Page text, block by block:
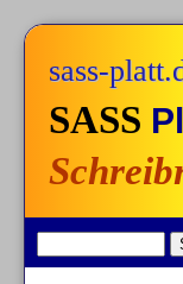
sass-
SASS